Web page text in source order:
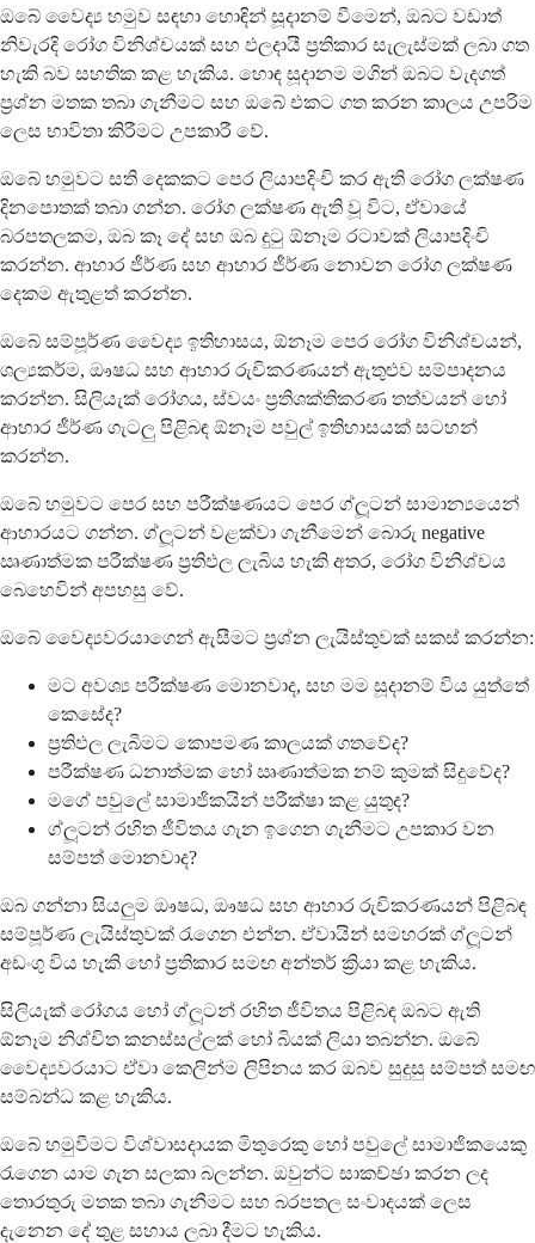
ඔබේ වෛද්‍ය හමුව සඳහා හොඳින් සූදානම් වීමෙන්, ඔබට වඩාත්
නිවැරදි රෝග විනිශ්චයක් සහ ඵලදායී ප්‍රතිකාර සැලැස්මක් ලබා ගත
හැකි බව සහතික කළ හැකිය. හොඳ සූදානම මගින් ඔබට වැදගත්
ප්‍රශ්න මතක තබා ගැනීමට සහ ඔබේ එකට ගත කරන කාලය උපරිම
ලෙස භාවිතා කිරීමට උපකාරී වේ.
ඔබේ හමුවට සති දෙකකට පෙර ලියාපදිංචි කර ඇති රෝග ලක්ෂණ
දිනපොතක් තබා ගන්න. රෝග ලක්ෂණ ඇති වූ විට, ඒවායේ
බරපතලකම, ඔබ කෑ දේ සහ ඔබ දුටු ඕනෑම රටාවක් ලියාපදිංචි
කරන්න. ආහාර ජීර්ණ සහ ආහාර ජීර්ණ නොවන රෝග ලක්ෂණ
දෙකම ඇතුළත් කරන්න.
ඔබේ සම්පූර්ණ වෛද්‍ය ඉතිහාසය, ඕනෑම පෙර රෝග විනිශ්චයන්,
ශල්‍යකර්ම, ඖෂධ සහ ආහාර රුචිකරණයන් ඇතුළුව සම්පාදනය
කරන්න. සිලියැක් රෝගය, ස්වයං ප්‍රතිශක්තිකරණ තත්වයන් හෝ
ආහාර ජීර්ණ ගැටලු පිළිබඳ ඕනෑම පවුල් ඉතිහාසයක් සටහන්
කරන්න.
ඔබේ හමුවට පෙර සහ පරීක්ෂණයට පෙර ග්ලූටන් සාමාන්‍යයෙන්
ආහාරයට ගන්න. ග්ලූටන් වළක්වා ගැනීමෙන් බොරු negative
ඍණාත්මක පරීක්ෂණ ප්‍රතිඵල ලැබිය හැකි අතර, රෝග විනිශ්චය
බෙහෙවින් අපහසු වේ.
ඔබේ වෛද්‍යවරයාගෙන් ඇසීමට ප්‍රශ්න ලැයිස්තුවක් සකස් කරන්න:
මට අවශ්‍ය පරීක්ෂණ මොනවාද, සහ මම සූදානම් විය යුත්තේ
කෙසේද?
ප්‍රතිඵල ලැබීමට කොපමණ කාලයක් ගතවේද?
පරීක්ෂණ ධනාත්මක හෝ ඍණාත්මක නම් කුමක් සිදුවේද?
මගේ පවුලේ සාමාජිකයින් පරීක්ෂා කළ යුතුද?
ග්ලූටන් රහිත ජීවිතය ගැන ඉගෙන ගැනීමට උපකාර වන
සම්පත් මොනවාද?
ඔබ ගන්නා සියලුම ඖෂධ, ඖෂධ සහ ආහාර රුචිකරණයන් පිළිබඳ
සම්පූර්ණ ලැයිස්තුවක් රැගෙන එන්න. ඒවායින් සමහරක් ග්ලූටන්
අඩංගු විය හැකි හෝ ප්‍රතිකාර සමඟ අන්තර් ක්‍රියා කළ හැකිය.
සිලියැක් රෝගය හෝ ග්ලූටන් රහිත ජීවිතය පිළිබඳ ඔබට ඇති
ඕනෑම නිශ්චිත කනස්සල්ලක් හෝ බියක් ලියා තබන්න. ඔබේ
වෛද්‍යවරයාට ඒවා කෙලින්ම ලිපිනය කර ඔබව සුදුසු සම්පත් සමඟ
සම්බන්ධ කළ හැකිය.
ඔබේ හමුවීමට විශ්වාසදායක මිතුරෙකු හෝ පවුලේ සාමාජිකයෙකු
රැගෙන යාම ගැන සලකා බලන්න. ඔවුන්ට සාකච්ඡා කරන ලද
තොරතුරු මතක තබා ගැනීමට සහ බරපතල සංවාදයක් ලෙස
දැනෙන දේ තුළ සහාය ලබා දීමට හැකිය.